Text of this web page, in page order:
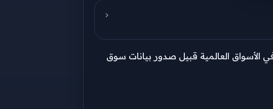
الخميس 4 يونيو 2026، وسط حالة من الترقب في الأسواق العالمية قبيل صدور بيانات سوق